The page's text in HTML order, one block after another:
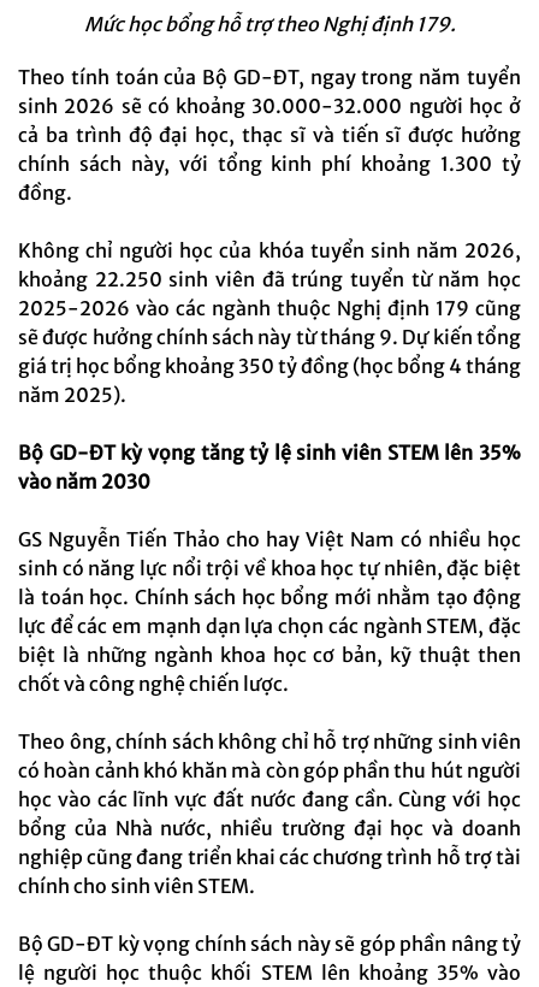
Mức học bổng hỗ trợ theo Nghị định 179.
Theo tính toán của Bộ GD-ĐT, ngay trong năm tuyển
sinh 2026 sẽ có khoảng 30.000-32.000 người học ở
cả ba trình độ đại học, thạc sĩ và tiến sĩ được hưởng
chính sách này, với tổng kinh phí khoảng 1.300 tỷ
đồng.
Không chỉ người học của khóa tuyển sinh năm 2026,
khoảng 22.250 sinh viên đã trúng tuyển từ năm học
2025-2026 vào các ngành thuộc Nghị định 179 cũng
sẽ được hưởng chính sách này từ tháng 9. Dự kiến tổng
giá trị học bổng khoảng 350 tỷ đồng (học bổng 4 tháng
năm 2025).
Bộ GD-ĐT kỳ vọng tăng tỷ lệ sinh viên STEM lên 35%
vào năm 2030
GS Nguyễn Tiến Thảo cho hay Việt Nam có nhiều học
sinh có năng lực nổi trội về khoa học tự nhiên, đặc biệt
là toán học. Chính sách học bổng mới nhằm tạo động
lực để các em mạnh dạn lựa chọn các ngành STEM, đặc
biệt là những ngành khoa học cơ bản, kỹ thuật then
chốt và công nghệ chiến lược.
Theo ông, chính sách không chỉ hỗ trợ những sinh viên
có hoàn cảnh khó khăn mà còn góp phần thu hút người
học vào các lĩnh vực đất nước đang cần. Cùng với học
bổng của Nhà nước, nhiều trường đại học và doanh
nghiệp cũng đang triển khai các chương trình hỗ trợ tài
chính cho sinh viên STEM.
Bộ GD-ĐT kỳ vọng chính sách này sẽ góp phần nâng tỷ
lệ người học thuộc khối STEM lên khoảng 35% vào